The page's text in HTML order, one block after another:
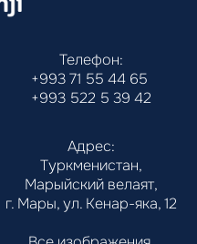
Телефон:
+993 71 55 44 65
+993 522 5 39 42
Адрес:
Туркменистан,
Марыйский велаят,
г. Мары, ул. Кенар-яка, 12